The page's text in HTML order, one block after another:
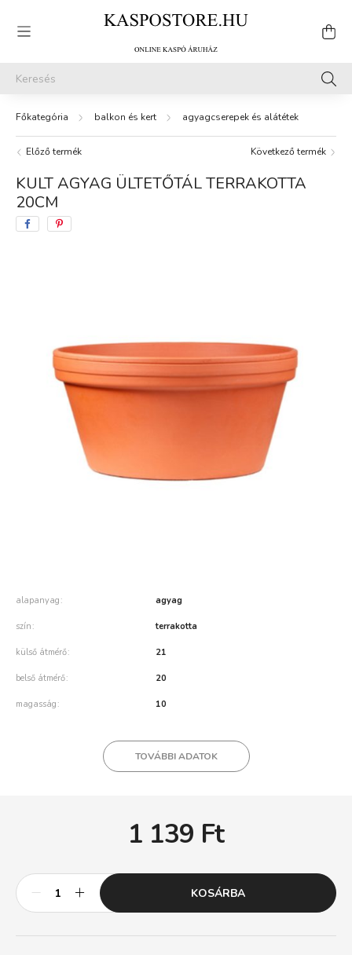
balkon és kert agyagcserepek és alátétek
Előző termék Következő termék
KULT AGYAG ÜLTETŐTÁL TERRAKOTTA
20CM
alapanyag agyag
szín terrakotta
külső átmérő 21
belső átmérő 20
magasság 10
TOVÁBBI ADATOK
1 139 Ft
KOSÁRBA